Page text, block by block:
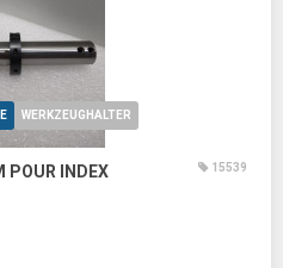
WERKZEUGHALTER
POUR INDEX
15539